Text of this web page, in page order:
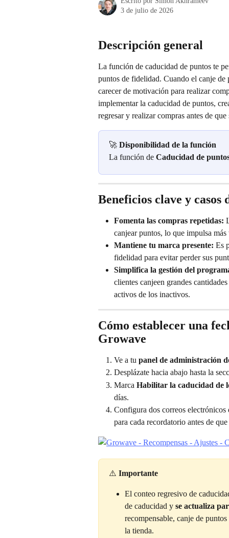
3 de julio de 2026
Descripción general
La función de caducidad de puntos te
puntos de fidelidad. Cuando el canje
carecer de motivación para realizar
implementar la caducidad de puntos,
regresar y realizar compras antes de
🚀 Disponibilidad de la función
La función de Caducidad de
Beneficios clave y casos
Fomenta las compras repetidas:
canjear puntos, lo que impulsa más
Mantiene tu marca presente: Es
fidelidad para evitar perder sus
Simplifica la gestión del
clientes canjeen grandes
activos de los inactivos.
Cómo establecer una
Growave
Ve a tu panel de administración
Desplázate hacia abajo hasta la
Marca Habilitar la caducidad de
días.
Configura dos correos
para cada recordatorio antes de
⚠️ Importante
El conteo regresivo de
de caducidad y se actualiza
recompensable, canje de
la tienda.